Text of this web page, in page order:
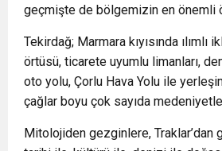
geçmişte de bölgemizin en önemli
Tekirdağ; Marmara kıyısında
örtüsü, ticarete uyumlu limanları,
oto yolu, Çorlu Hava Yolu ile
çağlar boyu çok sayıda
Mitolojiden gezginlere, Traklar’dan